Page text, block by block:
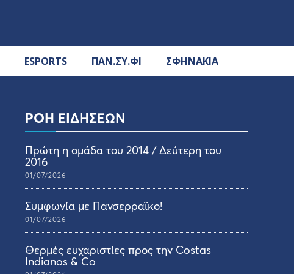
ESPORTS ΠΑΝ.ΣΥ.ΦΙ ΣΦΗΝΑΚΙΑ
ΡΟΗ ΕΙΔΗΣΕΩΝ
Πρώτη η ομάδα του 2014 / Δεύτερη του
2016
01/07/2026
Συμφωνία με Πανσερραϊκο!
01/07/2026
Θερμές ευχαριστίες προς την Costas
Indianos & Co